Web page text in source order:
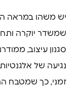
יש משהו במראה
שמשדר יוקרה
סגנון עיצוב,
נגיעה של
זמני, כך שמטבח